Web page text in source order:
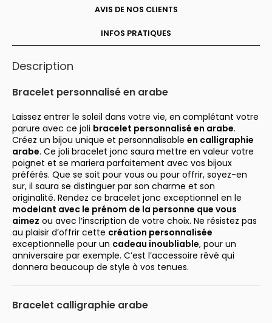
AVIS DE NOS CLIENTS
INFOS PRATIQUES
Description
Bracelet personnalisé en arabe
Laissez entrer le soleil dans votre vie, en complétant votre
parure avec ce joli bracelet personnalisé en arabe.
Créez un bijou unique et personnalisable en calligraphie
arabe. Ce joli bracelet jonc saura mettre en valeur votre
poignet et se mariera parfaitement avec vos bijoux
préférés. Que se soit pour vous ou pour offrir, soyez-en
sur, il saura se distinguer par son charme et son
originalité. Rendez ce bracelet jonc exceptionnel en le
modelant avec le prénom de la personne que vous
aimez ou avec l’inscription de votre choix. Ne résistez pas
au plaisir d’offrir cette création personnalisée
exceptionnelle pour un cadeau inoubliable, pour un
anniversaire par exemple. C’est l’accessoire rêvé qui
donnera beaucoup de style à vos tenues.
Bracelet calligraphie arabe